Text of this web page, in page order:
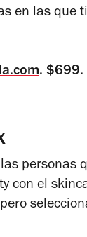
en las que
. $699.
personas
con el